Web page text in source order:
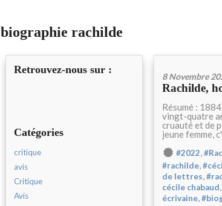
biographie rachilde
Retrouvez-nous sur :
Catégories
critique
avis
Critique
Avis
8 Novembre
Rachilde,
Résumé :
vingt-quatre
cruauté et de
jeune femme,
#2022,
#rachilde,
de lettres,
cécile chabaud,
écrivaine,